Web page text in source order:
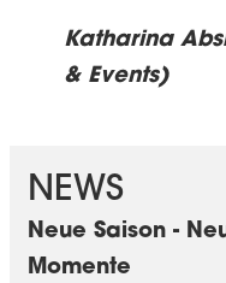
Katharina
& Events)
NEWS
Neue Saison -
Momente